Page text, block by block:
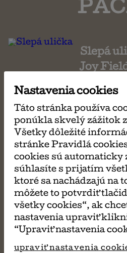
Slepá
Joy
Nastavenia cookies
Táto stránka používa
ponúkla skvelý zážitok
Všetky dôležité
stránke Pravidlá
cookies sú automaticky
súhlasíte s prijatím
ktoré sa nachádzajú na
môžete to potvrdiť
všetky cookies“, ak
nastavenia upraviť
“Upraviť nastavenia
upraviť nastavenia